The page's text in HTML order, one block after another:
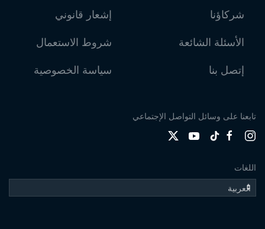
شركاؤنا
الأسئلة الشائعة
إتصل بنا
إشعار قانوني
شروط الاستعمال
سياسة الخصوصية
تابعنا على وسائل التواصل الإجتماعي
اللغات